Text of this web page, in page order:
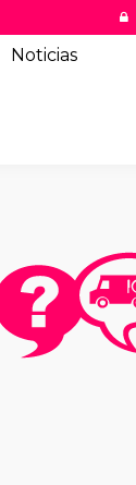
Noticias